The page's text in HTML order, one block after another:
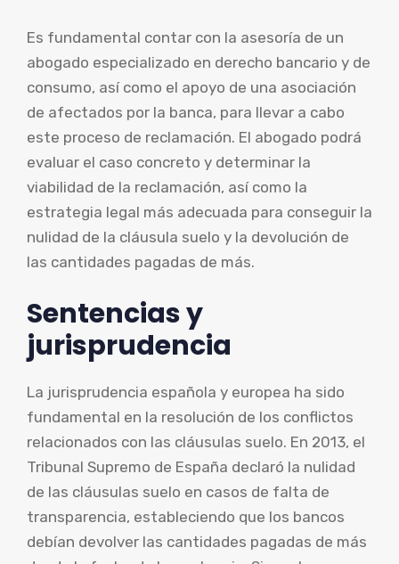
Es fundamental contar con la asesoría de un
abogado especializado en derecho bancario y de
consumo, así como el apoyo de una asociación
de afectados por la banca, para llevar a cabo
este proceso de reclamación. El abogado podrá
evaluar el caso concreto y determinar la
viabilidad de la reclamación, así como la
estrategia legal más adecuada para conseguir la
nulidad de la cláusula suelo y la devolución de
las cantidades pagadas de más.
Sentencias y
jurisprudencia
La jurisprudencia española y europea ha sido
fundamental en la resolución de los conflictos
relacionados con las cláusulas suelo. En 2013, el
Tribunal Supremo de España declaró la nulidad
de las cláusulas suelo en casos de falta de
transparencia, estableciendo que los bancos
debían devolver las cantidades pagadas de más